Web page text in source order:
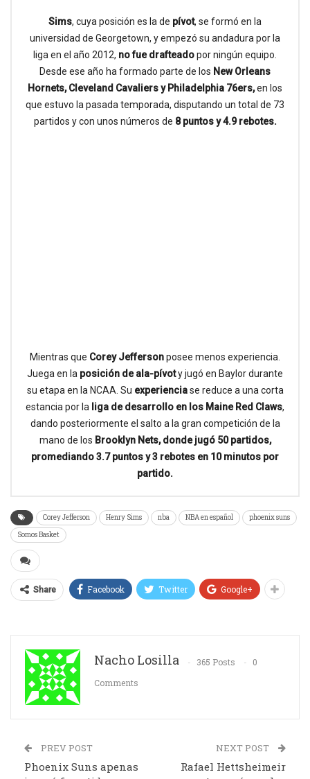
Sims, cuya posición es la de pívot, se formó en la
universidad de Georgetown, y empezó su andadura por la
liga en el año 2012, no fue drafteadopor ningún equipo.
Desde ese año ha formado parte de los New Orleans
Hornets, Cleveland Cavaliers y Philadelphia 76ers,en los
que estuvo la pasada temporada, disputando un total de 73
partidos y con unos números de 8 puntos y 4.9 rebotes.
Mientras que Corey Jeffersonposee menos experiencia.
Juega en la posición de ala-pívoty jugó en Baylor durante
su etapa en la NCAA. Su experienciase reduce a una corta
estancia por la liga de desarrollo en los Maine Red Claws,
dando posteriormente el salto a la gran competición de la
mano de los Brooklyn Nets, donde jugó 50 partidos,
promediando 3.7 puntos y 3 rebotes en 10 minutos por
partido.
Corey Jefferson Henry Sims nba NBA en español
phoenix suns
Somos Basket
Share Facebook Twitter Google+
Nacho Losilla 365 Posts
0
Comments
PREV POST
Phoenix Suns apenas
NEXT POST
Rafael Hettsheimeir